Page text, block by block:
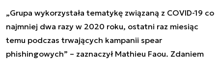
„Grupa wykorzystała tematykę związaną z COVID-19 co
najmniej dwa razy w 2020 roku, ostatni raz miesiąc
temu podczas trwających kampanii spear
phishingowych” – zaznaczył Mathieu Faou. Zdaniem